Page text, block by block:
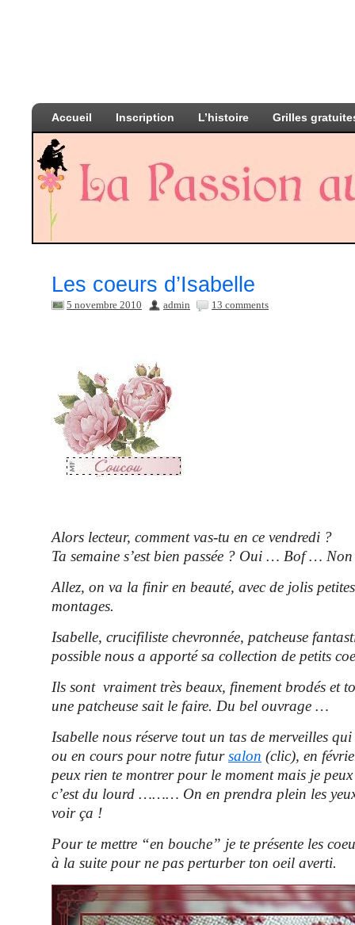
Accueil Inscription L’histoire Grilles
Les coeurs d’Isabelle
5 novembre 2010 admin 13 comments
Alors lecteur, comment vas-tu en ce vendredi ?
Ta semaine s’est bien passée ? Oui … Bof …
Allez, on va la finir en beauté, avec de jolis
montages.
Isabelle, crucifiliste chevronnée, patcheuse
possible nous a apporté sa collection de petits
Ils sont vraiment très beaux, finement brodés et
une patcheuse sait le faire. Du bel ouvrage …
Isabelle nous réserve tout un tas de merveilles
ou en cours pour notre futursalon (clic), en
peux rien te montrer pour le moment mais je peux
c’est du lourd ……… On en prendra plein les
voir ça !
Pour te mettre “en bouche” je te présente les
à la suite pour ne pas perturber ton oeil averti.